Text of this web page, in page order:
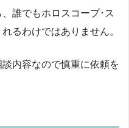
誰でもホロスコープ･ス
るわけではありません。
内容なので慎重に依頼を